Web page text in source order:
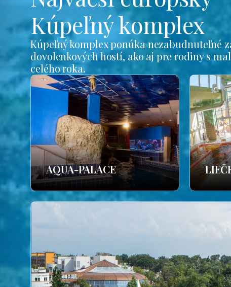
Kúpeľný komplex
Kúpeľný komplex ponúka nezabudnuteľné
dovolenkových hostí, ako aj pre rodiny s
celého roka.
AQUA-PALACE